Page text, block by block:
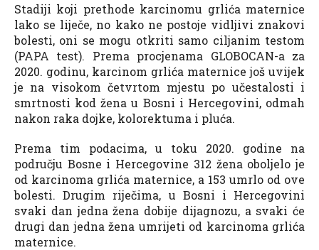
Stadiji koji prethode karcinomu grlića maternice
lako se liječe, no kako ne postoje vidljivi znakovi
bolesti, oni se mogu otkriti samo ciljanim testom
(PAPA test). Prema procjenama GLOBOCAN-a za
2020. godinu, karcinom grlića maternice još uvijek
je na visokom četvrtom mjestu po učestalosti i
smrtnosti kod žena u Bosni i Hercegovini, odmah
nakon raka dojke, kolorektuma i pluća.
Prema tim podacima, u toku 2020. godine na
području Bosne i Hercegovine 312 žena oboljelo je
od karcinoma grlića maternice, a 153 umrlo od ove
bolesti. Drugim riječima, u Bosni i Hercegovini
svaki dan jedna žena dobije dijagnozu, a svaki će
drugi dan jedna žena umrijeti od karcinoma grlića
maternice.